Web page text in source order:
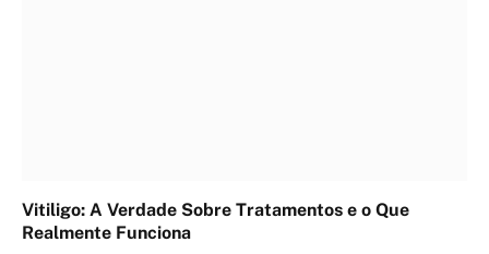
Vitiligo: A Verdade Sobre Tratamentos e o Que
Realmente Funciona